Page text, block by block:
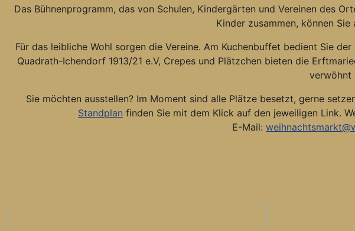
Das Bühnenprogramm, das von Schulen, Kindergärten und Vereinen des
Kinder zusammen, können
Für das leibliche Wohl sorgen die Vereine. Am Kuchenbuffet bedient Sie
Quadrath-Ichendorf 1913/21 e.V, Crepes und Plätzchen bieten die
verwöhnt
Sie möchten ausstellen? Im Moment sind alle Plätze besetzt, gerne
Standplan finden Sie mit dem Klick auf den jeweiligen Link.
E-Mail: